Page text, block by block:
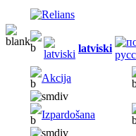
latviski
Akcija
Izpardošana